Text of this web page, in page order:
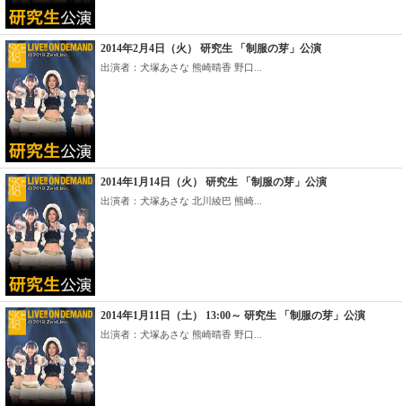
2014年2月4日（火） 研究生 「制服の芽」公演
出演者：犬塚あさな 熊崎晴香 野口...
2014年1月14日（火） 研究生 「制服の芽」公演
出演者：犬塚あさな 北川綾巴 熊崎...
2014年1月11日（土） 13:00～ 研究生 「制服の芽」公演
出演者：犬塚あさな 熊崎晴香 野口...